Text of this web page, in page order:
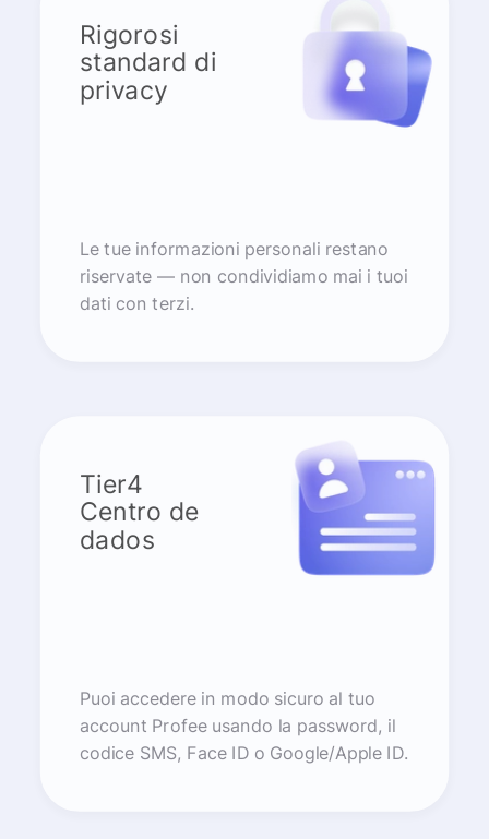
Rigorosi
standard di
privacy
Le tue informazioni personali restano
riservate — non condividiamo mai i tuoi
dati con terzi.
Tier4
Centro de
dados
Puoi accedere in modo sicuro al tuo
account Profee usando la password, il
codice SMS, Face ID o Google/Apple ID.